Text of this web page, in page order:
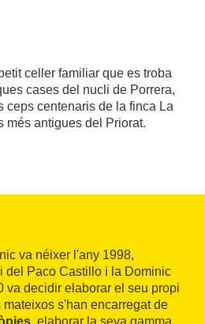
celler familiar que es troba
cases del nucli de Porrera,
ceps centenaris de la finca La
més antigues del Priorat.
va néixer l'any 1998,
del Paco Castillo i la Dominic
va decidir elaborar el seu propi
s'han encarregat de
, elaborar la seva gamma